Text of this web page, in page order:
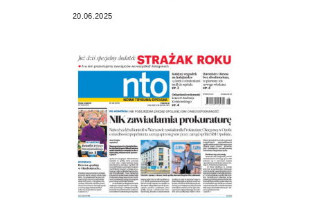
20.06.2025